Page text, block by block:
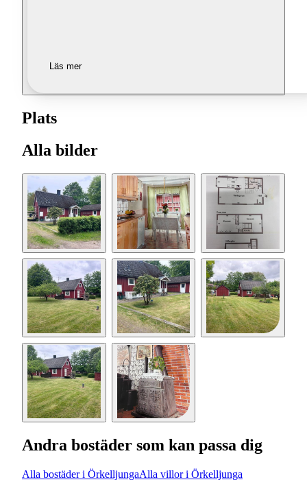
Läs mer
Plats
Alla bilder
Andra bostäder som kan passa dig
Alla bostäder i ÖrkelljungaAlla villor i Örkelljunga